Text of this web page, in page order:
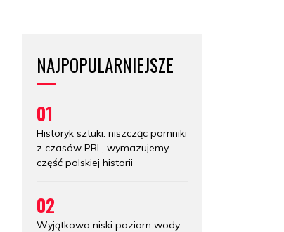
NAJPOPULARNIEJSZE
01
Historyk sztuki: niszcząc pomniki
z czasów PRL, wymazujemy
część polskiej historii
02
Wyjątkowo niski poziom wody